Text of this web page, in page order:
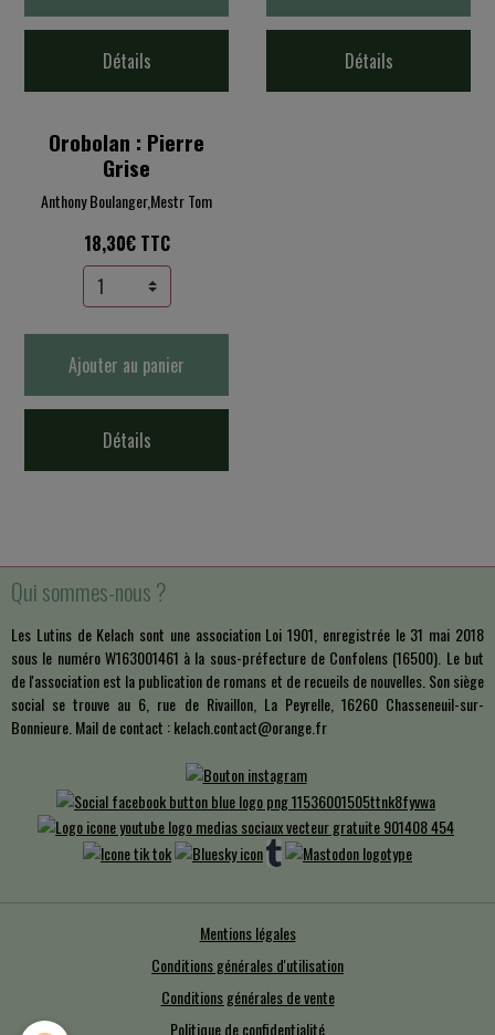
Détails Détails
Orobolan : Pierre
Grise
Anthony Boulanger,Mestr Tom
18,30€ TTC
Ajouter au panier
Détails
Qui sommes-nous ?
Les Lutins de Kelach sont une association Loi 1901, enregistrée le 31 mai 2018
sous le numéro W163001461 à la sous-préfecture de Confolens (16500). Le but
de l'association est la publication de romans et de recueils de nouvelles. Son siège
social se trouve au 6, rue de Rivaillon, La Peyrelle, 16260 Chasseneuil-sur-
Bonnieure. Mail de contact : kelach.contact@orange.fr
Mentions légales
Conditions générales d'utilisation
Conditions générales de vente
Politique de confidentialité